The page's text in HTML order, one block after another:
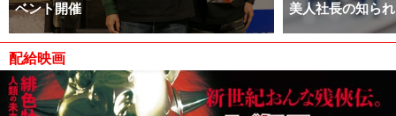
ベント開催
美人社長の知ら
配給映画